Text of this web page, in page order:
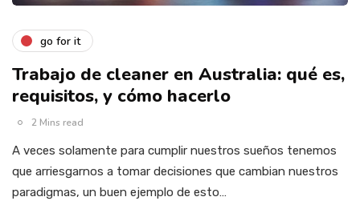
go for it
Trabajo de cleaner en Australia: qué es,
requisitos, y cómo hacerlo
2 Mins read
A veces solamente para cumplir nuestros sueños tenemos
que arriesgarnos a tomar decisiones que cambian nuestros
paradigmas, un buen ejemplo de esto…